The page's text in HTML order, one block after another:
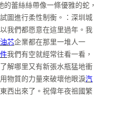
蕾絲絲帶像一條優雅的蛇，
圖進行柔性制衡。：深圳城
我們都愿意在這里過年。我
芯企業都在那里一堆人一
我們有空就經常往看一看，
解哪里又有新張水瓶猛地衝
物質的力量來破壞他眼淚汽
西出來了。祝偉年夜祖國繁